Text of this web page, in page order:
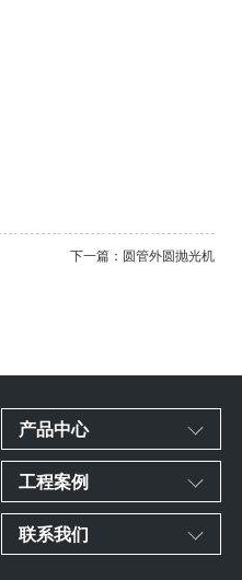
下一篇：圆管外圆抛光机
产品中心
工程案例
联系我们